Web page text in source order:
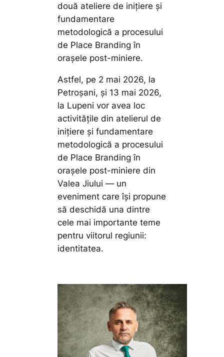
două ateliere de inițiere și
fundamentare
metodologică a procesului
de Place Branding în
orașele post-miniere.
Astfel, pe 2 mai 2026, la
Petroșani, și 13 mai 2026,
la Lupeni vor avea loc
activitățile din atelierul de
inițiere și fundamentare
metodologică a procesului
de Place Branding în
orașele post-miniere din
Valea Jiului — un
eveniment care își propune
să deschidă una dintre
cele mai importante teme
pentru viitorul regiunii:
identitatea.